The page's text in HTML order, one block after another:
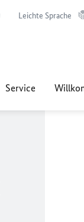
Leichte Sprache
Service